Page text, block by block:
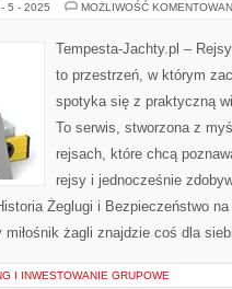
5 - 2025 MOŻLIWOŚĆ
Tempesta-Jachty.pl –
to przestrzeń, w którym
spotyka się z praktyczną
To serwis, stworzona z
rejsach, które chcą
rejsy i jednocześnie
Żeglugi i Bezpieczeństwo
żagli znajdzie coś dla
I INWESTOWANIE GRUPOWE